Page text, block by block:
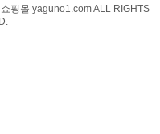
핑몰 yaguno1.com ALL RIGHTS